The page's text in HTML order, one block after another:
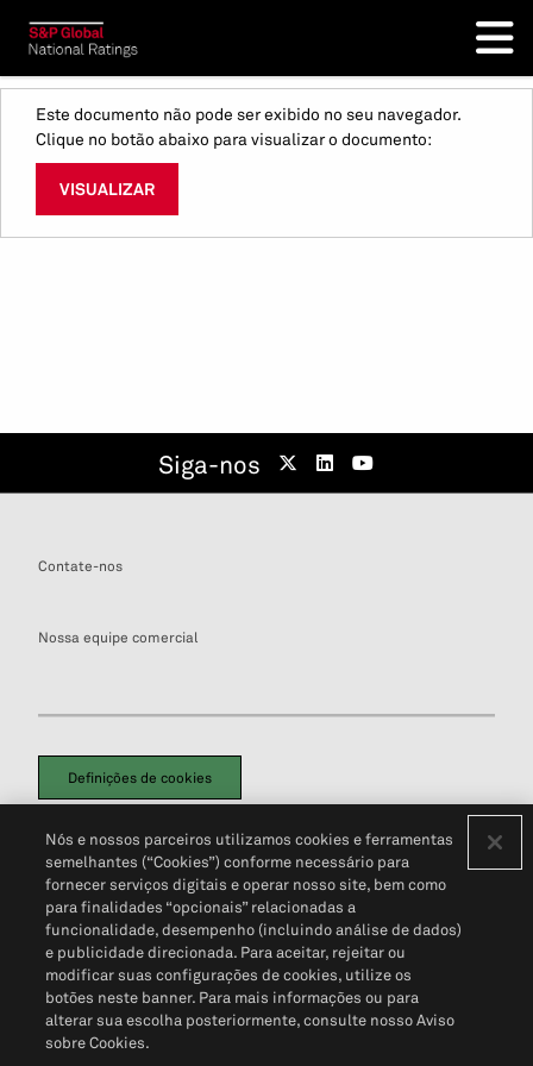
Este documento não pode ser exibido no seu navegador.
Clique no botão abaixo para visualizar o documento:
VISUALIZAR
Siga-nos
Contate-nos
Nossa equipe comercial
Definições de cookies
Política de PrivacidadePortal de privacidade do cliente (em inglês)
Não Venda Minhas Informações Pessoais© 2026 S&P Global
Nós e nossos parceiros utilizamos cookies e ferramentas
semelhantes (“Cookies”) conforme necessário para
fornecer serviços digitais e operar nosso site, bem como
para finalidades “opcionais” relacionadas a
funcionalidade, desempenho (incluindo análise de dados)
e publicidade direcionada. Para aceitar, rejeitar ou
modificar suas configurações de cookies, utilize os
botões neste banner. Para mais informações ou para
alterar sua escolha posteriormente, consulte nosso Aviso
sobre Cookies.